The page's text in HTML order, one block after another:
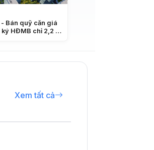
Bán quỹ căn giá
HĐMB chỉ 2,2 tỷ
Xem tất cả